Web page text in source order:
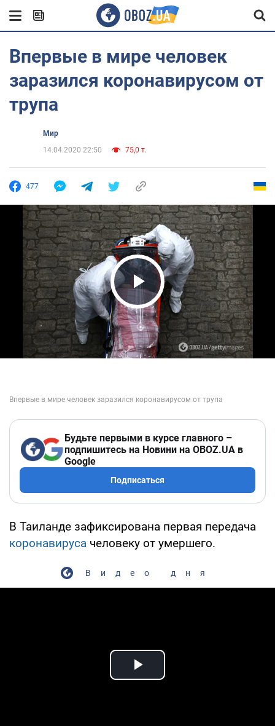
Впервые в мире человек
заразился коронавирусом от
трупа
Мир
14.04.2020 22:50
75,0 т.
477
Play Video
Будьте первыми в курсе главного –
подпишитесь на Новини на OBOZ.UA в
Google
Подписаться
В Таиланде зафиксирована первая передача
коронавируса человеку от умершего.
Видео дня
Play Video